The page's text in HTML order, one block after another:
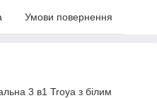
Умови повернення
3 в1 Troya з білим